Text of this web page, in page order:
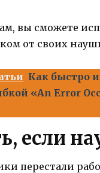
вы сможете
от своих
Как быстро
«An Error
если
перестали